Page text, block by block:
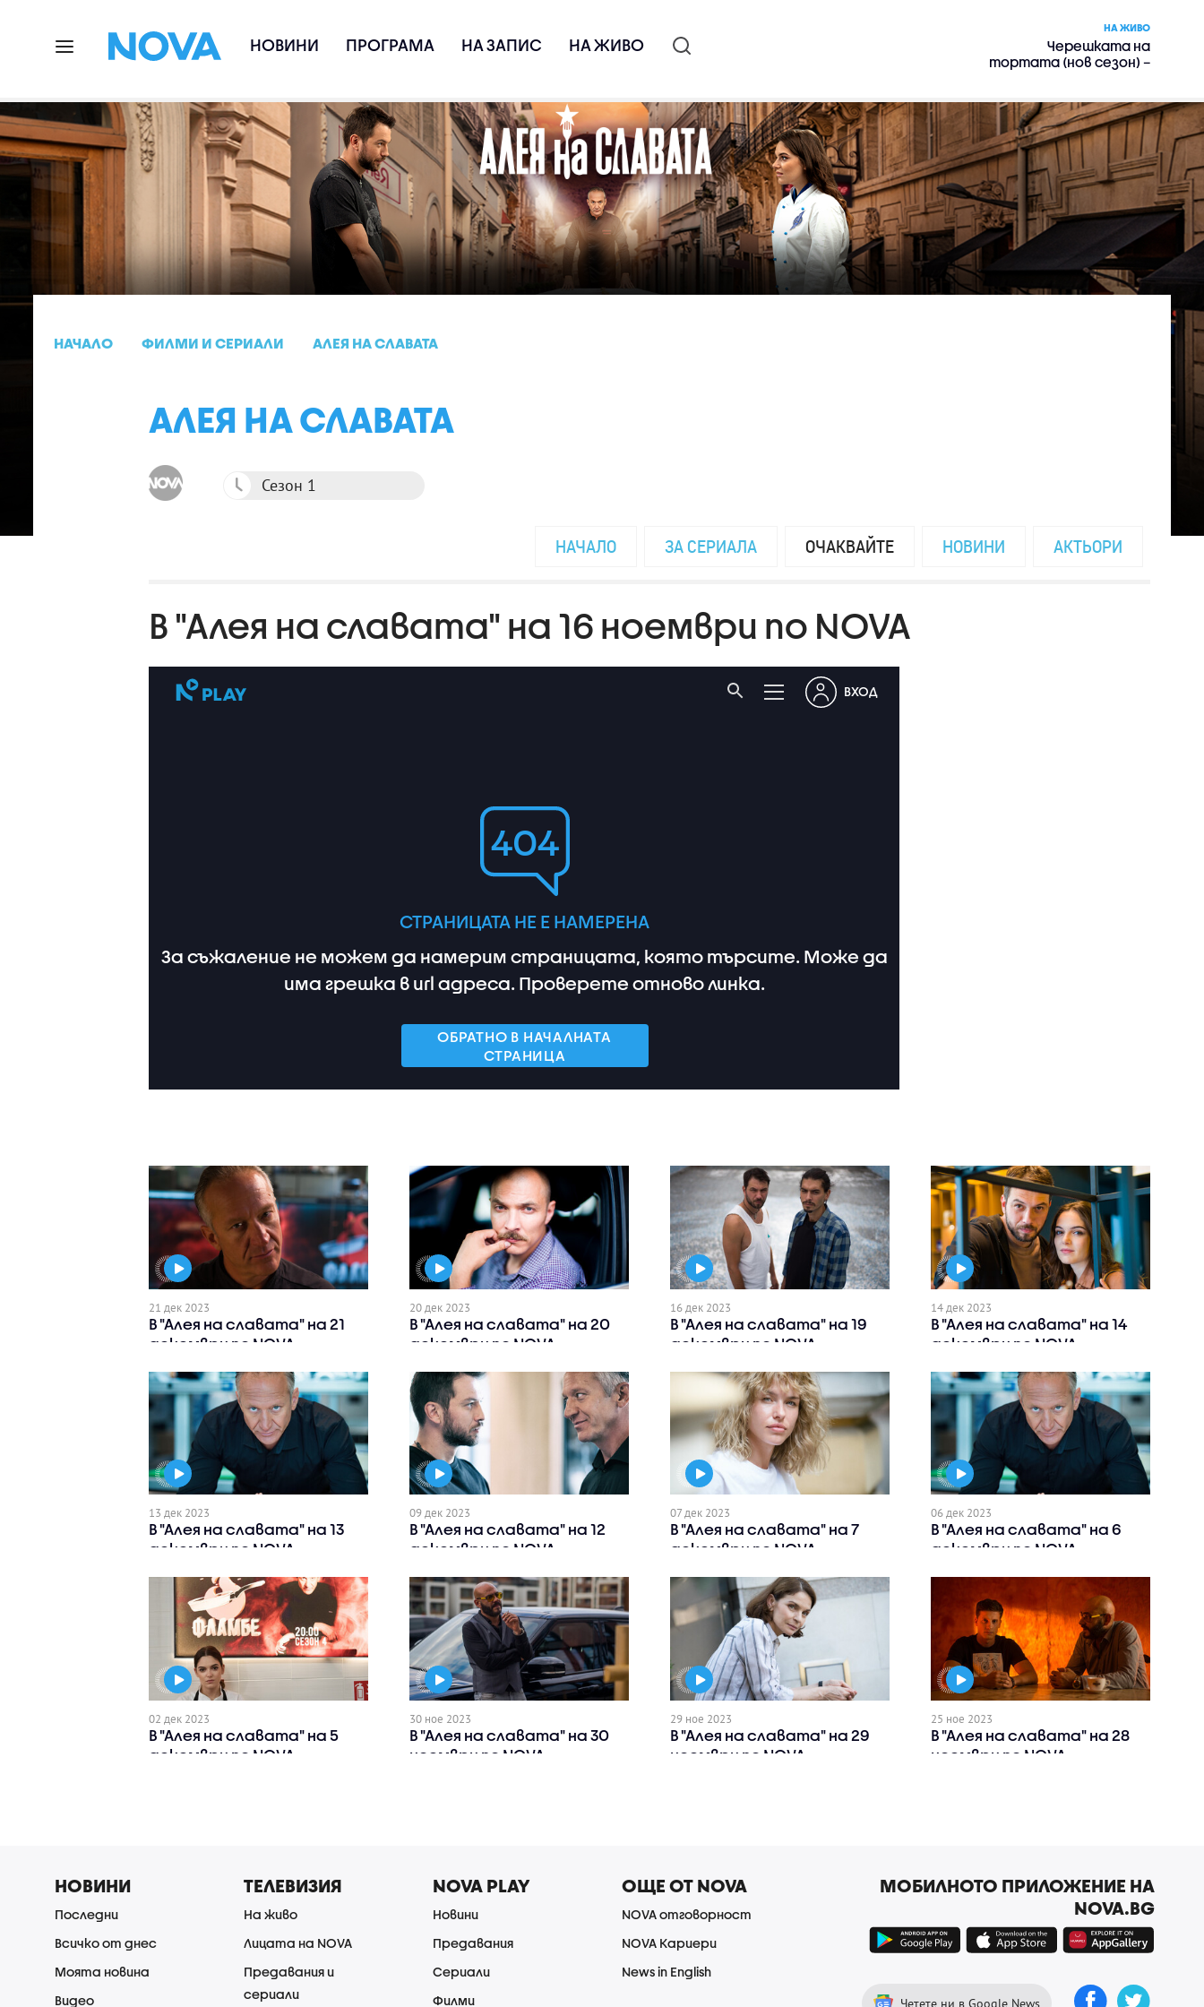
НОВИНИ ПРОГРАМА НА ЗАПИС НА ЖИВО
НА ЖИВО
Черешката на
тортата (нов сезон) –
НАЧАЛО ФИЛМИ И СЕРИАЛИ АЛЕЯ НА СЛАВАТА
АЛЕЯ НА СЛАВАТА
Сезон 1
НАЧАЛО ЗА СЕРИАЛА ОЧАКВАЙТЕ НОВИНИ АКТЬОРИ
В "Алея на славата" на 16 ноември по NOVA
21 дек 2023
В "Алея на славата" на 21
декември по NOVA
20 дек 2023
В "Алея на славата" на 20
декември по NOVA
16 дек 2023
В "Алея на славата" на 19
декември по NOVA
14 дек 2023
В "Алея на славата" на 14
декември по NOVA
13 дек 2023
В "Алея на славата" на 13
декември по NOVA
09 дек 2023
В "Алея на славата" на 12
декември по NOVA
07 дек 2023
В "Алея на славата" на 7
декември по NOVA
06 дек 2023
В "Алея на славата" на 6
декември по NOVA
02 дек 2023
В "Алея на славата" на 5
декември по NOVA
30 ное 2023
В "Алея на славата" на 30
ноември по NOVA
29 ное 2023
В "Алея на славата" на 29
ноември по NOVA
25 ное 2023
В "Алея на славата" на 28
ноември по NOVA
НОВИНИ
Последни
Всичко от днес
Моята новина
Видео
ТЕЛЕВИЗИЯ
На живо
Лицата на NOVA
Предавания и
сериали
NOVA PLAY
Новини
Предавания
Сериали
Филми
ОЩЕ ОТ NOVA
NOVA отговорност
NOVA Кариери
News in English
МОБИЛНОТО ПРИЛОЖЕНИЕ НА
NOVA.BG
Четете ни в Google News